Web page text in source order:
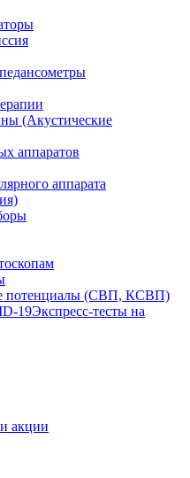
(Акустические
аппаратов
аппарата
потенциалы (СВП, КСВП)
Экспресс-тесты на
акции